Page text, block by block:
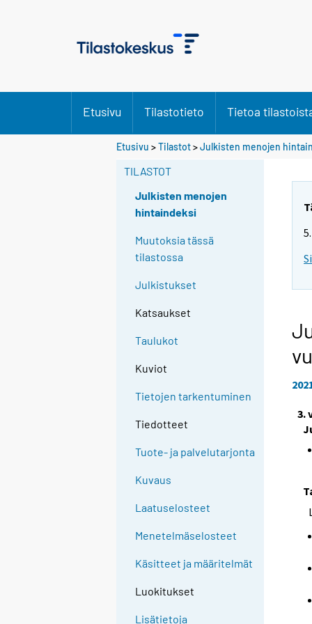
Etusivu Tilastotieto Tietoa
Etusivu >Tilastot>Julkisten menojen
TILASTOT
Julkisten menojen
hintaindeksi
Muutoksia tässä
tilastossa
Julkistukset
Katsaukset
Taulukot
Kuviot
Tietojen tarkentuminen
Tiedotteet
Tuote- ja palvelutarjonta
Kuvaus
Laatuselosteet
Menetelmäselosteet
Käsitteet ja määritelmät
Luokitukset
Lisätietoja
3.